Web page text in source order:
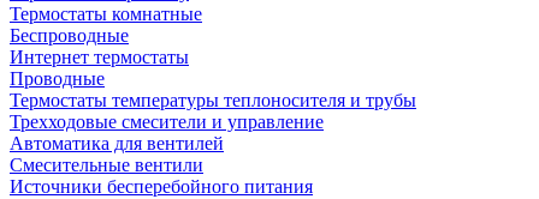
Термостаты комнатные
Беспроводные
Интернет термостаты
Проводные
Термостаты температуры теплоносителя и трубы
Трехходовые смесители и управление
Автоматика для вентилей
Смесительные вентили
Источники бесперебойного питания